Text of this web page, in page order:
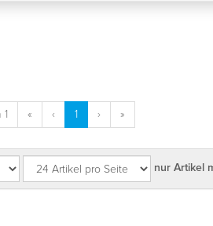
« ‹ 1 › »
nur Artikel